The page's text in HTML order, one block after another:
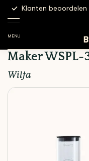
Klanten
MENUWilfa Svart
Maker WSPL-
Wilfa